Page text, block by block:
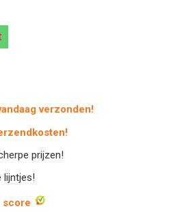
verzonden!
prijzen!
lijntjes!
score